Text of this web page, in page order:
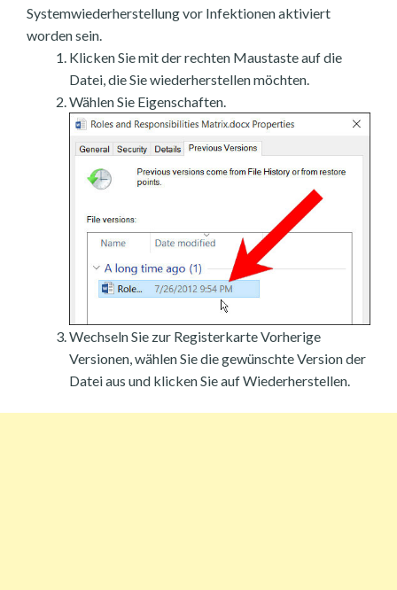
Systemwiederherstellung vor Infektionen aktiviert
worden sein.
Klicken Sie mit der rechten Maustaste auf die
Datei, die Sie wiederherstellen möchten.
Wählen Sie Eigenschaften.
Wechseln Sie zur Registerkarte Vorherige
Versionen, wählen Sie die gewünschte Version der
Datei aus und klicken Sie auf Wiederherstellen.